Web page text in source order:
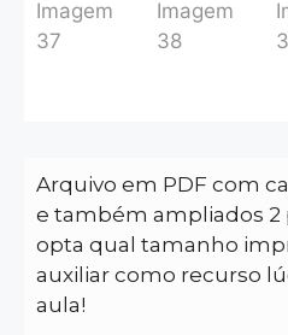
Arquivo em PDF com
e também ampliados 2
opta qual tamanho
auxiliar como recurso
aula!